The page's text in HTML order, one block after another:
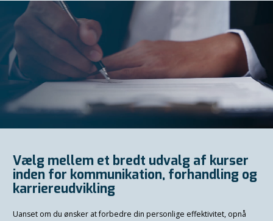
Vælg mellem et bredt udvalg af kurser
inden for kommunikation, forhandling og
karriereudvikling
Uanset om du ønsker at forbedre din personlige effektivitet, opnå